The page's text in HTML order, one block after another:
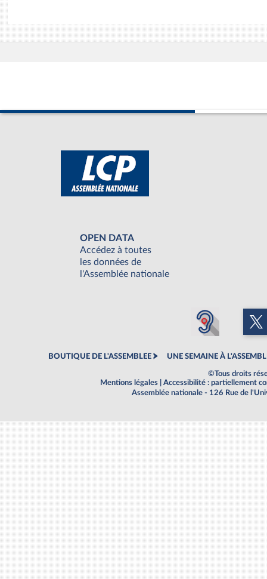
OPEN DATA
Accédez à toutes
les données de
l'Assemblée nationale
BOUTIQUE DE L'ASSEMBLEE UNE SEMAINE À
©Tous droits
Mentions légales
Accessibilité : partiellement
Assemblée nationale - 126 Rue de